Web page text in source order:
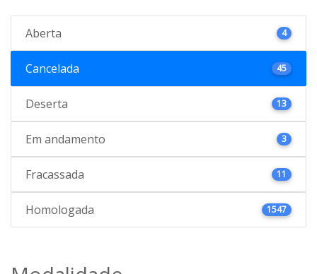
Aberta 4
Cancelada 45
Deserta 13
Em andamento 3
Fracassada 11
Homologada 1547